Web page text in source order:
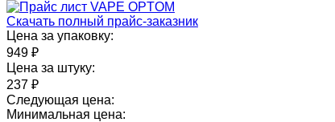
Скачать полный прайс-заказник
Цена за упаковку:
949 ₽
Цена за штуку:
237 ₽
Следующая цена:
Минимальная цена: